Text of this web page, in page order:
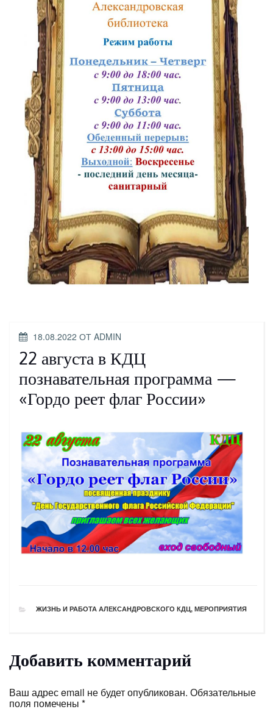
ОПУБЛИКОВАНО
18.08.2022 ОТ ADMIN
22 августа в КДЦ
познавательная программа —
«Гордо реет флаг России»
РУБРИКИ
ЖИЗНЬ И РАБОТА АЛЕКСАНДРОВСКОГО КДЦ, МЕРОПРИЯТИЯ
Добавить комментарий
Ваш адрес email не будет опубликован. Обязательные
поля помечены *